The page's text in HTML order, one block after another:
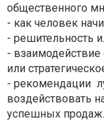
общественного
- как человек
- решительность
-
или
- рекомендации
воздействовать
успешных продаж.